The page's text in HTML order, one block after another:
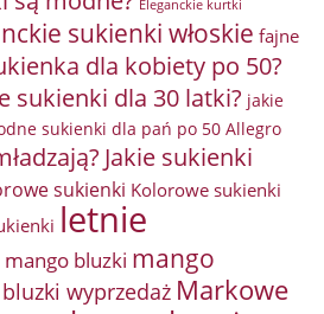
Eleganckie kurtki
sukienki włoskie fajne
dla kobiety po 50?
sukienki dla 30 latki? jakie
sukienki dla pań po 50 Allegro
Jakie sukienki
sukienki Kolorowe sukienki
letnie
mango bluzki mango
wyprzedaż Markowe